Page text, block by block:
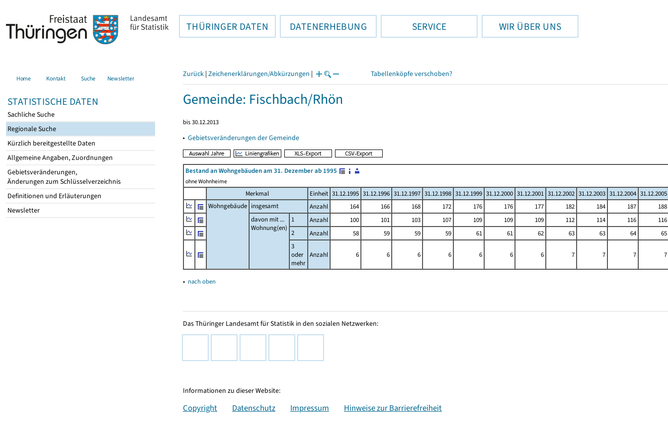
THÜRINGER DATEN DATENERHEBUNG SERVICE WIR ÜBER UNS
Home Kontakt Suche Newsletter
STATISTISCHE DATEN
Sachliche Suche
Regionale Suche
Kürzlich bereitgestellte Daten
Allgemeine Angaben, Zuordnungen
Gebietsveränderungen,
Änderungen zum Schlüsselverzeichnis
Definitionen und Erläuterungen
Newsletter
Zurück | Zeichenerklärungen/Abkürzungen | Tabellenköpfe verschoben?
Gemeinde: Fischbach/Rhön
bis 30.12.2013
▸ Gebietsveränderungen der Gemeinde
Bestand an Wohngebäuden am 31. Dezember ab 1995
ohne Wohnheime
Merkmal Einheit 31.12.1995 31.12.1996 31.12.1997 31.12.1998 31.12.1999 31.12.2000 31.12.2001 31.12.2002 31.12.2003 31.12.2004 31.12.2005
Wohngebäude insgesamt Anzahl 164 166 168 172 176 176 177 182 184 187
188
davon mit ...
Wohnung(en)
1 Anzahl 100 101 103 107 109 109 109 112 114 116
116
2
Anzahl 58 59 59 59 61 61 62 63 63 64
65
3
oder
mehr
Anzahl 6 6 6 6 6 6 6 7 7 7 7
▴ nach oben
Das Thüringer Landesamt für Statistik in den sozialen Netzwerken:
Informationen zu dieser Website:
Copyright Datenschutz Impressum Hinweise zur Barrierefreiheit